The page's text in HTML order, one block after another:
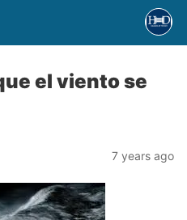
el viento se
7 years ago